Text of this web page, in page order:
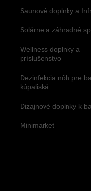
Saunové doplnky a
Solárne a záhradné
Wellness doplnky a
príslušenstvo
Dezinfekcia nôh pre
kúpaliská
Dizajnové doplnky k
Minimarket